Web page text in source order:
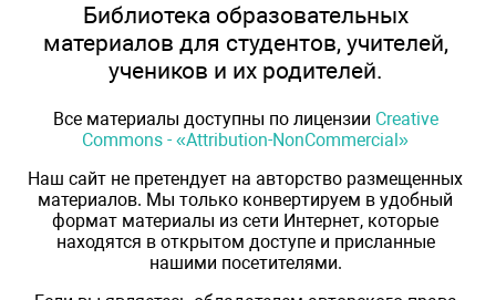
Библиотека образовательных
материалов для студентов, учителей,
учеников и их родителей.
Все материалы доступны по лицензии Creative
Commons - «Attribution-NonCommercial»
Наш сайт не претендует на авторство размещенных
материалов. Мы только конвертируем в удобный
формат материалы из сети Интернет, которые
находятся в открытом доступе и присланные
нашими посетителями.